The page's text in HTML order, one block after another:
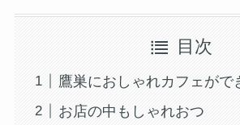
目次
鷹巣におしゃれカフェがで
お店の中もしゃれおつ